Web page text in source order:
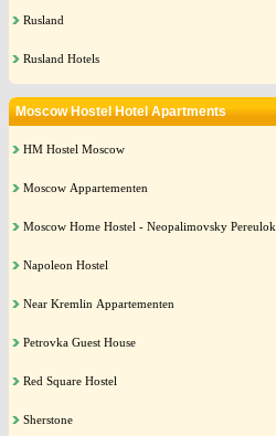
Rusland
Rusland Hotels
Moscow Hostel Hotel Apartments
HM Hostel Moscow
Moscow Appartementen
Moscow Home Hostel - Neopalimovsky Pereulok
Napoleon Hostel
Near Kremlin Appartementen
Petrovka Guest House
Red Square Hostel
Sherstone